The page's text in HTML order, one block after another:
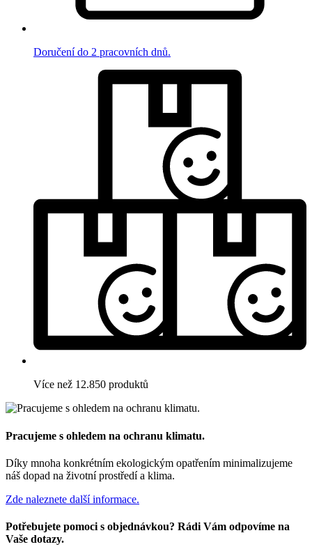
Doručení do 2 pracovních dnů.
Více než 12.850 produktů
Pracujeme s ohledem na ochranu klimatu.
Díky mnoha konkrétním ekologickým opatřením minimalizujeme
náš dopad na životní prostředí a klima.
Zde naleznete další informace.
Potřebujete pomoci s objednávkou? Rádi Vám odpovíme na
Vaše dotazy.